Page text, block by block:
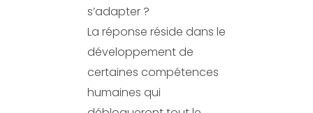
s’adapter ?
La réponse réside dans le
développement de
certaines compétences
humaines qui